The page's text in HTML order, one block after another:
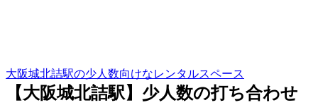
大阪城北詰駅の少人数向けなレンタルスペース
【大阪城北詰駅】少人数の打ち合わせ